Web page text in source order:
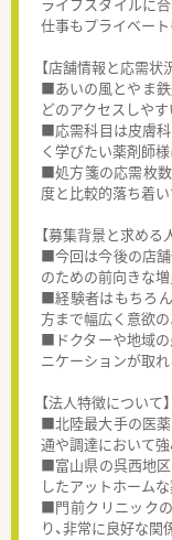
仕事もプライベート
【店舗情報と応需状
■あいの風とやま鉄
どのアクセスしや
■応需科目は皮膚科
く学びたい薬剤師
■処方箋の応需枚数
度と比較的落ち着い
【募集背景と求める
■今回は今後の店舗
のための前向きな
■経験者はもちろん
方まで幅広く意欲の
■ドクターや地域の
ニケーションが取
【法人特徴について】
■北陸最大手の医薬
通や調達において強
■富山県の呉西地区
したアットホーム
■門前クリニック
り、非常に良好な関